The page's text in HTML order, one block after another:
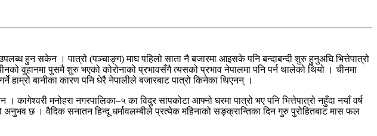
हुन सकेन । पात्रो (पञ्चाङ्ग) माघ पहिलो साता नै बजारमा आइसके पनि बन्दाबन्दी शुरु हुनुअघि भित्तेपात्रो
वुहानमा पुसमै शुरु भएको कोरोनाको प्रभावसँगै त्यसको प्रभाव नेपालमा पनि पर्न थालेको थियो । चीनमा
हाम्रो बानीका कारण पनि धेरै नेपालीले बजारबाट पात्रो किनेका थिएनन् ।
मनोहरा नगरपालिका–५ का विदुर सापकोटा आफ्नो घरमा पात्रो भए पनि भित्तेपात्रो नहुँदा नयाँ वर्ष
छ । वैदिक सनातन हिन्दू धर्मावलम्बीले प्रत्येक महिनाको सङ्क्रान्तिका दिन गुरु पुरोहितबाट मास फल